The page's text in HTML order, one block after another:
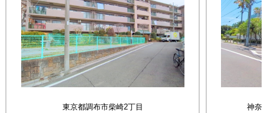
東京都調布市柴崎2丁目 神奈